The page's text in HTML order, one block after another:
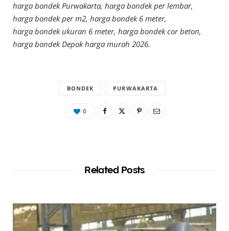
harga bondek Purwakarta, harga bondek per lembar,
harga bondek per m2, harga bondek 6 meter,
harga bondek ukuran 6 meter, harga bondek cor beton,
harga bondek Depok harga murah 2026.
BONDEK PURWAKARTA
0
Related Posts